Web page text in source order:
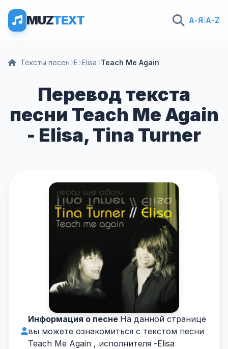
MUZTEXT А-Я A-Z
Тексты песен E Elisa Teach Me Again
Перевод текста
песни Teach Me Again
- Elisa, Tina Turner
Информация о песне На данной странице
вы можете ознакомиться с текстом песни
Teach Me Again , исполнителя -Elisa